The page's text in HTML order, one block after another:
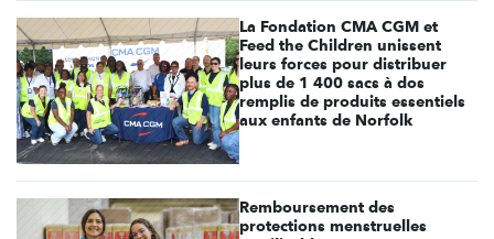
La Fondation CMA CGM et
Feed the Children unissent
leurs forces pour distribuer
plus de 1 400 sacs à dos
remplis de produits essentiels
aux enfants de Norfolk
Remboursement des
protections menstruelles